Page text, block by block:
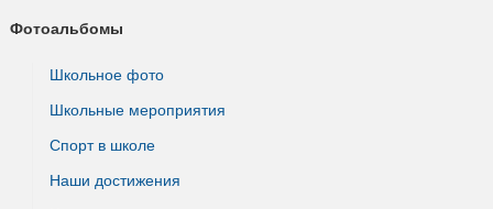
Фотоальбомы
Школьное фото
Школьные мероприятия
Спорт в школе
Наши достижения